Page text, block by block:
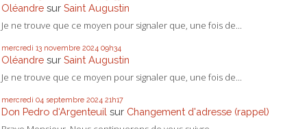
Oléandre sur Saint Augustin
Je ne trouve que ce moyen pour signaler que, une fois de...
mercredi 13 novembre 2024 09h34
Oléandre sur Saint Augustin
Je ne trouve que ce moyen pour signaler que, une fois de...
mercredi 04 septembre 2024 21h17
Don Pedro d‘Argenteuil sur Changement d'adresse (rappel)